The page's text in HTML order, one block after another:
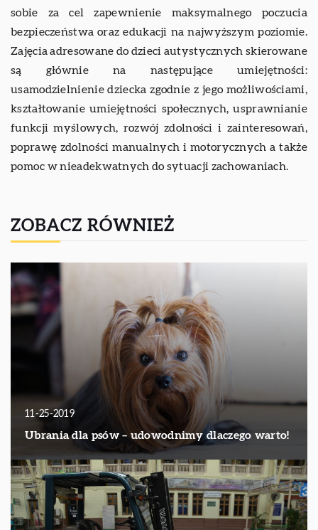
sobie za cel zapewnienie maksymalnego poczucia
bezpieczeństwa oraz edukacji na najwyższym poziomie.
Zajęcia adresowane do dzieci autystycznych skierowane
są głównie na następujące umiejętności:
usamodzielnienie dziecka zgodnie z jego możliwościami,
kształtowanie umiejętności społecznych, usprawnianie
funkcji myślowych, rozwój zdolności i zainteresowań,
poprawę zdolności manualnych i motorycznych a także
pomoc w nieadekwatnych do sytuacji zachowaniach.
ZOBACZ RÓWNIEŻ
11-25-2019
Ubrania dla psów – udowodnimy dlaczego warto!